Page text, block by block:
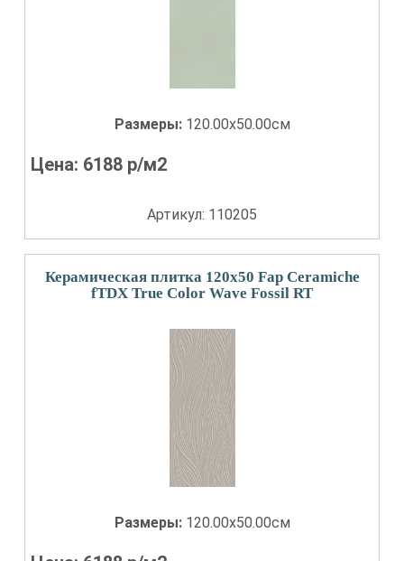
Размеры: 120.00x50.00см
Цена: 6188 р/м2
Артикул: 110205
Керамическая плитка 120x50 Fap Ceramiche
fTDX True Color Wave Fossil RT
Размеры: 120.00x50.00см